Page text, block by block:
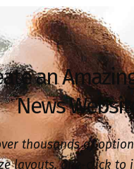
an
News
thousands of
layouts, one-click to